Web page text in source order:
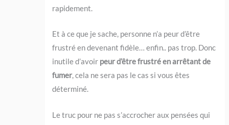
rapidement.
Et à ce que je sache, personne n’a peur d’être
frustré en devenant fidèle… enfin.. pas trop. Donc
inutile d’avoir peur d’être frustré en arrêtant de
fumer, cela ne sera pas le cas si vous êtes
déterminé.
Le truc pour ne pas s’accrocher aux pensées qui